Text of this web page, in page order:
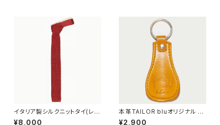
イタリア製シルクニットタイ(レッ
ド)
¥8,000
本革TAILOR bluオリジナル 靴
ベラ(イエロー)
¥2,900